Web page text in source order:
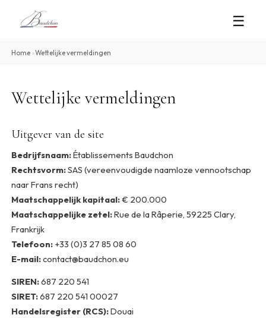
☰
Home ›Wettelijke vermeldingen
Wettelijke vermeldingen
Uitgever van de site
Bedrijfsnaam:Établissements Baudchon
Rechtsvorm:SAS (vereenvoudigde naamloze vennootschap
naar Frans recht)
Maatschappelijk kapitaal:€ 200.000
Maatschappelijke zetel:Rue de la Râperie, 59225 Clary,
Frankrijk
Telefoon: +33 (0)3 27 85 08 60
E-mail:contact@baudchon.eu
SIREN:687 220 541
SIRET:687 220 541 00027
Handelsregister (RCS):Douai